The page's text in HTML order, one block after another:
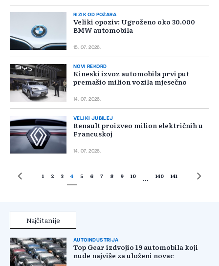
RIZIK OD POŽARA
Veliki opoziv: Ugroženo oko 30.000
BMW automobila
15. 07. 2026.
NOVI REKORD
Kineski izvoz automobila prvi put
premašio milion vozila mjesečno
14. 07. 2026.
VELIKI JUBILEJ
Renault proizveo milion električnih u
Francuskoj
14. 07. 2026.
1 2 3 4 5 6 7 8 9 10 ... 140 141
Najčitanije
AUTOINDUSTRIJA
Top Gear izdvojio 19 automobila koji
nude najviše za uloženi novac